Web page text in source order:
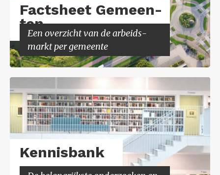
Facts­heet Ge­meen­
ten
Een over­zicht van de ar­beids­
markt per ge­meen­te
Ken­nis­bank